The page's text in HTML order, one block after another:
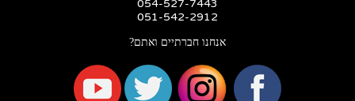
054-527-7443
051-542-2912
אנחנו חברתיים ואתם?